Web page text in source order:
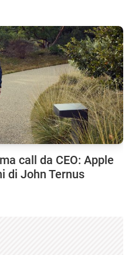
call da CEO: Apple
di John Ternus